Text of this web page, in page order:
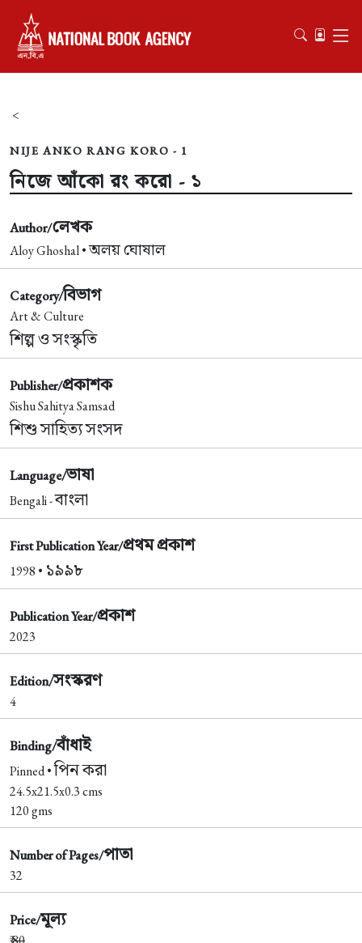
<
NIJE ANKO RANG KORO - 1
নিজে আঁকো রং করো - ১
Author/লেখক
Aloy Ghoshal •অলয় ঘোষাল
Category/বিভাগ
Art & Culture
শিল্প ও সংস্কৃতি
Publisher/প্রকাশক
Sishu Sahitya Samsad
শিশু সাহিত্য সংসদ
Language/ভাষা
Bengali -বাংলা
First Publication Year/প্রথম প্রকাশ
1998 • ১৯৯৮
Publication Year/প্রকাশ
2023
Edition/সংস্করণ
4
Binding/বাঁধাই
Pinned •পিন করা
24.5x21.5x0.3 cms
120 gms
Number of Pages/পাতা
32
Price/মূল্য